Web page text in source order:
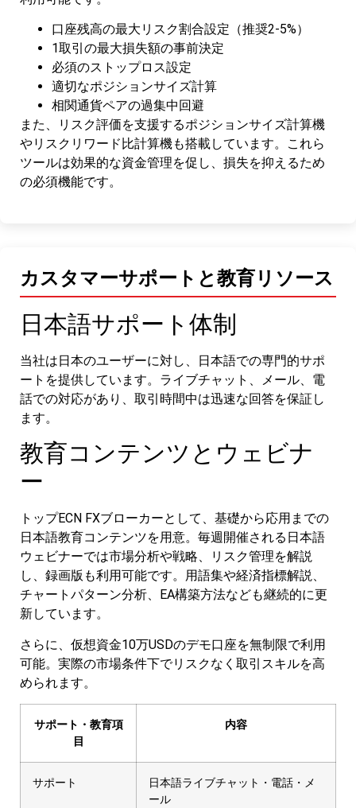
口座残高の最大リスク割合設定（推奨2-5%）
1取引の最大損失額の事前決定
必須のストップロス設定
適切なポジションサイズ計算
相関通貨ペアの過集中回避
また、リスク評価を支援するポジションサイズ計算機
やリスクリワード比計算機も搭載しています。これら
ツールは効果的な資金管理を促し、損失を抑えるため
の必須機能です。
カスタマーサポートと教育リソース
日本語サポート体制
当社は日本のユーザーに対し、日本語での専門的サポ
ートを提供しています。ライブチャット、メール、電
話での対応があり、取引時間中は迅速な回答を保証し
ます。
教育コンテンツとウェビナ
ー
トップECN FXブローカーとして、基礎から応用までの
日本語教育コンテンツを用意。毎週開催される日本語
ウェビナーでは市場分析や戦略、リスク管理を解説
し、録画版も利用可能です。用語集や経済指標解説、
チャートパターン分析、EA構築方法なども継続的に更
新しています。
さらに、仮想資金10万USDのデモ口座を無制限で利用
可能。実際の市場条件下でリスクなく取引スキルを高
められます。
サポート・教育項
目
内容
サポート
日本語ライブチャット・電話・メ
ール